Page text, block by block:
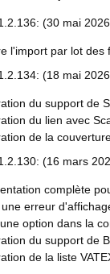
(30 mai
l'import par lot des
(18 mai
du support de
du lien avec
de la
(16 mars
complète
erreur
option dans la
du support de
de la liste